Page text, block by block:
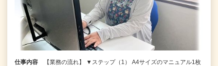
仕事内容
【業務の流れ】 ▼ステップ（1） A4サイズのマニュアル1枚